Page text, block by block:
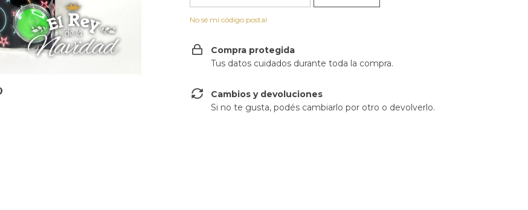
No sé mi código postal
Compra protegida
Tus datos cuidados durante toda la compra.
Cambios y devoluciones
Si no te gusta, podés cambiarlo por otro o devolverlo.